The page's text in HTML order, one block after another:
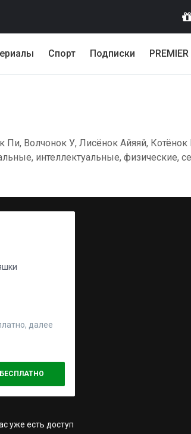
Спорт Подписки PREMIER
Волчонок У, Лисёнок Айяяй,
интеллектуальные, физические,
далее
уже есть доступ